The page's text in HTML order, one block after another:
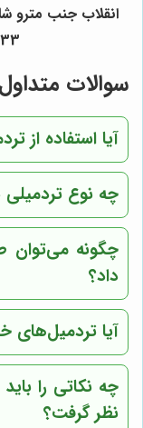
133 طبقه ی
سوالات
آیا استفاده از
چه نوع تردمیلی
چگونه می‌توان
داد؟
آیا تردمیل‌های
چه نکاتی را
نظر گرفت؟